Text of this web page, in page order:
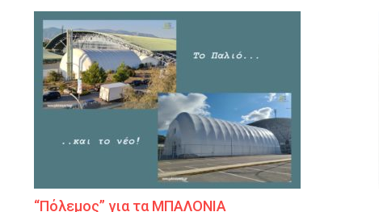
“Πόλεμος” για τα ΜΠΑΛΟΝΙΑ